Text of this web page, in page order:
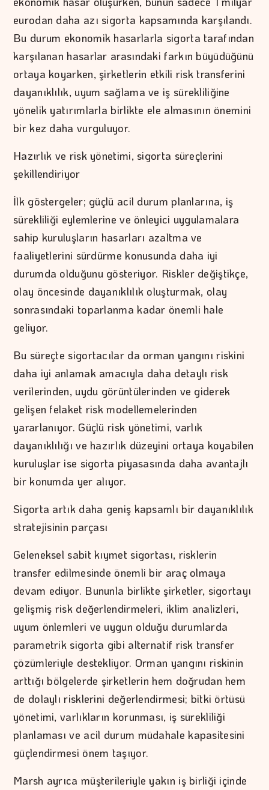
eurodan daha azı sigorta kapsamında karşılandı.
Bu durum ekonomik hasarlarla sigorta tarafından
karşılanan hasarlar arasındaki farkın büyüdüğünü
ortaya koyarken, şirketlerin etkili risk transferini
dayanıklılık, uyum sağlama ve iş sürekliliğine
yönelik yatırımlarla birlikte ele almasının önemini
bir kez daha vurguluyor.
Hazırlık ve risk yönetimi, sigorta süreçlerini
şekillendiriyor
İlk göstergeler; güçlü acil durum planlarına, iş
sürekliliği eylemlerine ve önleyici uygulamalara
sahip kuruluşların hasarları azaltma ve
faaliyetlerini sürdürme konusunda daha iyi
durumda olduğunu gösteriyor. Riskler değiştikçe,
olay öncesinde dayanıklılık oluşturmak, olay
sonrasındaki toparlanma kadar önemli hale
geliyor.
Bu süreçte sigortacılar da orman yangını riskini
daha iyi anlamak amacıyla daha detaylı risk
verilerinden, uydu görüntülerinden ve giderek
gelişen felaket risk modellemelerinden
yararlanıyor. Güçlü risk yönetimi, varlık
dayanıklılığı ve hazırlık düzeyini ortaya koyabilen
kuruluşlar ise sigorta piyasasında daha avantajlı
bir konumda yer alıyor.
Sigorta artık daha geniş kapsamlı bir dayanıklılık
stratejisinin parçası
Geleneksel sabit kıymet sigortası, risklerin
transfer edilmesinde önemli bir araç olmaya
devam ediyor. Bununla birlikte şirketler, sigortayı
gelişmiş risk değerlendirmeleri, iklim analizleri,
uyum önlemleri ve uygun olduğu durumlarda
parametrik sigorta gibi alternatif risk transfer
çözümleriyle destekliyor. Orman yangını riskinin
arttığı bölgelerde şirketlerin hem doğrudan hem
de dolaylı risklerini değerlendirmesi; bitki örtüsü
yönetimi, varlıkların korunması, iş sürekliliği
planlaması ve acil durum müdahale kapasitesini
güçlendirmesi önem taşıyor.
Marsh ayrıca müşterileriyle yakın iş birliği içinde